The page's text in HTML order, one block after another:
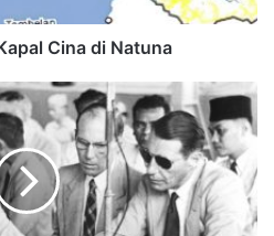
Cina di Natuna